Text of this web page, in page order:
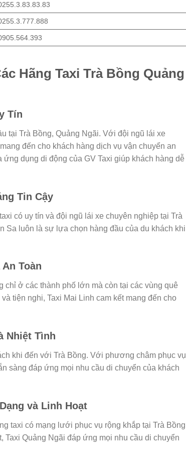
Hãng Taxi Trà Bồng Quảng
Tín
tại Trà Bồng, Quảng Ngãi. Với đội ngũ lái xe
đến cho khách hàng dịch vụ vận chuyển an
dụng di động của GV Taxi giúp khách hàng dễ
Tin Cậy
có uy tín và đội ngũ lái xe chuyên nghiệp tại Trà
Sa luôn là sự lựa chọn hàng đầu của du khách khi
Toàn
chỉ ở các thành phố lớn mà còn tại các vùng quê
tiện nghi, Taxi Mai Linh cam kết mang đến cho
Nhiệt Tình
khi đến với Trà Bồng. Với phương châm phục vụ
sàng đáp ứng mọi nhu cầu di chuyển của khách
và Linh Hoạt
taxi có mạng lưới phục vụ rộng khắp tại Trà Bồng
Quảng Ngãi đáp ứng mọi nhu cầu di chuyển